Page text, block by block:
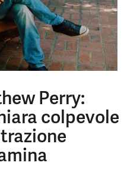
Perry:
colpevole